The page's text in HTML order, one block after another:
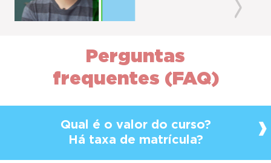
Perguntas
frequentes (FAQ)
Qual é o valor do curso?
Há taxa de matrícula?